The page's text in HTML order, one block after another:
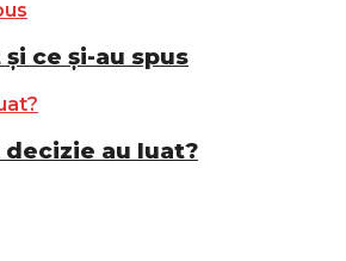
ce și-au spus
decizie au luat?